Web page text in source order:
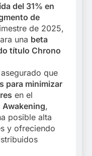
del 31% en
de
de 2025,
una beta
título Chrono
que
para minimizar
en el
Awakening,
posible alta
y ofreciendo